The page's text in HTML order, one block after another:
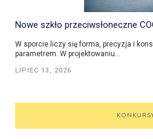
Nowe szkło przeciwsłoneczne
W sporcie liczy się forma, precyzja i
parametrem. W projektowaniu...
LIPIEC 13, 2026